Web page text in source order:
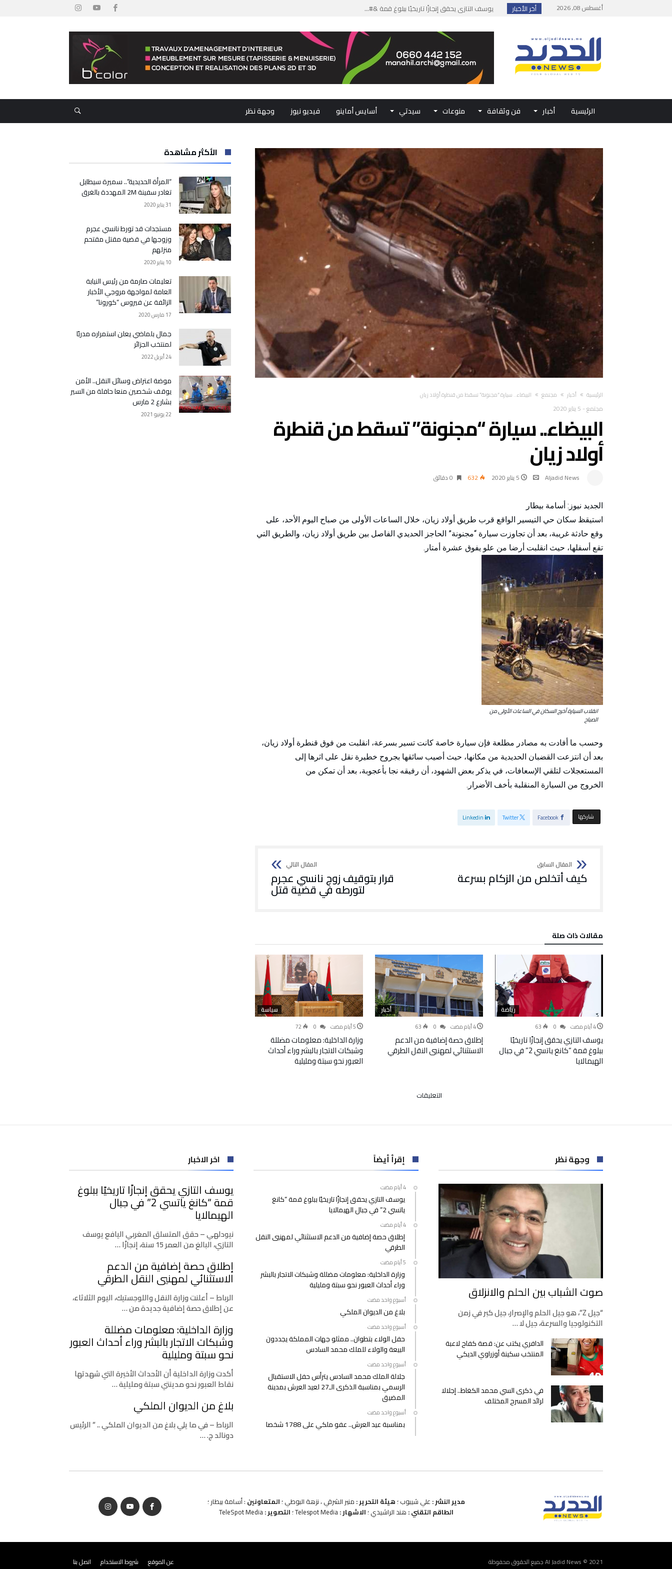
أغسطس 08, 2026 أخر الأخبار
إطلاق حصة إضافية من الدعم الاستثنائي لمهنيي ال...
بلاغ من الديوان الملكي...
حفل الولاء بتطوان.. ممثلو جهات المملكة يجددون ...
الرئيسية أخبار فن وثقافة منوعات سيدتي أسايس أماينو فيديو نيوز وجهة نظر
‫الرئيسية‬ أخبار مجتمع البيضاء.. سيارة “مجنونة” تسقط من قنطرة أولاد زيان
مجتمع- 5 يناير 2020
البيضاء.. سيارة “مجنونة” تسقط من قنطرة
أولاد زيان
Aljadid News 5 يناير 2020 632 0 ‫دقائق‬
الجديد نيوز: أسامة بيطار
استيقظ سكان حي التيسير الواقع قرب طريق أولاد زيان، خلال الساعات الأولى من صباح اليوم الأحد، على
وقع حادثة غريبة، بعد أن تجاوزت سيارة “مجنونة” الحاجز الحديدي الفاصل بين طريق أولاد زيان، والطريق التي
تقع أسفلها، حيث انقلبت أرضا من علو يفوق عشرة أمتار.
انقلاب السيارة أخرج السكان في الساعات الأولى من
الصباح
وحسب ما أفادت به مصادر مطلعة فإن سيارة خاصة كانت تسير بسرعة، انقلبت من فوق قنطرة أولاد زيان،
بعد أن انتزعت القضبان الحديدية من مكانها، حيث أصيب سائقها بجروح خطيرة نقل على اثرها إلى
المستعجلات لتلقي الإسعافات، في يذكر بعض الشهود، أن رفيقه نجا بأعجوبة، بعد أن تمكن من
الخروج من السيارة المنقلبة بأخف الأضرار.
‫‫ شاركها‬ Facebook
Twitter
Linkedin
كيف أتخلص من الزكام بسرعة قرار بتوقيف زوج نانسي عجرم
لتورطه في قضية قتل
‫مقالات ذات صلة‬
رياضة
63
يوسف التازي يحقق إنجازًا تاريخيًا
ببلوغ قمة “كانغ ياتسي 2” في جبال
الهيمالايا
أخبار
63
إطلاق حصة إضافية من الدعم
الاستثنائي لمهنيي النقل الطرقي
سياسة
72
وزارة الداخلية: معلومات مضللة
وشبكات الاتجار بالبشر وراء أحداث
العبور نحو سبتة ومليلية
التعليقات
“مجنونة”
قنطرة
أولاد
مغلقة
الأكثر مشاهدة
“المرأة الحديدية”.. سميرة سيطايل
تغادر سفينة 2M المهددة بالغرق
31 يناير 2020
مستجدات قد تورط نانسي عجرم
وزوجها في قضية مقتل مقتحم
منزلهم
10 يناير 2020
تعليمات صارمة من رئيس النيابة
العامة لمواجهة مروجي الأخبار
الزائفة عن فيروس “كورونا”
17 مارس 2020
جمال بلماضي يعلن استمراره مدربًا
لمنتخب الجزائر
24 أبريل 2022
موضة اعتراض وسائل النقل.. الأمن
يوقف شخصين منعا حافلة من السير
بشارع 2 مارس
22 يونيو 2021
وجهة نظر
صوت الشباب بين الحلم والانزلاق
“جيل Z”، هو جيل الحلم والإصرار، جيل كبر في زمن
التكنولوجيا والسرعة، جيل لا …
الدافري يكتب عن: قصة كفاح لاعبة
المنتخب سكينة أوزراوي الديكي
في ذكرى السي محمد الكغاط.. إجلالا
لرائد المسرح المختلف
إقرأ أيضاً
‫‫‫‏‫4 أيام مضت‬
يوسف التازي يحقق إنجازًا تاريخيًا ببلوغ قمة “كانغ
ياتسي 2” في جبال الهيمالايا
‫‫‫‏‫4 أيام مضت‬
إطلاق حصة إضافية من الدعم الاستثنائي لمهنيي النقل
الطرقي
وزارة الداخلية: معلومات مضللة وشبكات الاتجار بالبشر
وراء أحداث العبور نحو سبتة ومليلية
‫‫‫‏‫أسبوع واحد مضت‬
بلاغ من الديوان الملكي
‫‫‫‏‫أسبوع واحد مضت‬
حفل الولاء بتطوان.. ممثلو جهات المملكة يجددون
البيعة والولاء للملك محمد السادس
‫‫‫‏‫أسبوع واحد مضت‬
جلالة الملك محمد السادس يترأس حفل الاستقبال
الرسمي بمناسبة الذكرى الـ27 لعيد العرش بمدينة
المضيق
‫‫‫‏‫أسبوع واحد مضت‬
بمناسبة عيد العرش.. عفو ملكي على 1788 شخصا
اخر الاخبار
يوسف التازي يحقق إنجازًا تاريخيًا ببلوغ
قمة “كانغ ياتسي 2” في جبال
الهيمالايا
نيودلهي – حقق المتسلق المغربي اليافع يوسف
التازي، البالغ من العمر 15 سنة، إنجازًا …
إطلاق حصة إضافية من الدعم
الاستثنائي لمهنيي النقل الطرقي
الرباط – أعلنت وزارة النقل واللوجستيك، اليوم الثلاثاء،
عن إطلاق حصة إضافية جديدة من …
وزارة الداخلية: معلومات مضللة
وشبكات الاتجار بالبشر وراء أحداث العبور
نحو سبتة ومليلية
أكدت وزارة الداخلية أن الأحداث الأخيرة التي شهدتها
نقاط العبور نحو مدينتي سبتة ومليلية …
بلاغ من الديوان الملكي
الرباط – في ما يلي بلاغ من الديوان الملكي .. ” الرئيس
دونالد ج. …
مدير النشر : علي شيبوب ؛ هيئة التحرير : منير الشرقي ، نزهة البوطي ؛ المتعاونين : أسامة بيطار ؛
الطاقم التقني : هند الراشيدي ؛ الاشهار :Telespot Media ؛ التصوير :TeleSpot Media
Al Jadid News © 2021 جميع الحقوق محفوظة عن الموقع شروط الاستخدام اتصل بنا